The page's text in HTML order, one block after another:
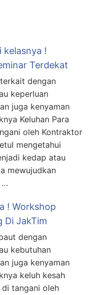
kelasnya !
Terdekat
dengan
keperluan
juga kenyaman
Keluhan Para
oleh Kontraktor
mengetahui
kedap atau
mewujudkan
…
! Workshop
Di JakTim
dengan
kebutuhan
juga kenyaman
keluh kesah
di tangani oleh